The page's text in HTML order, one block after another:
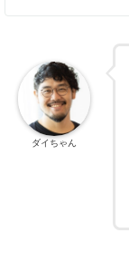
ダイちゃん